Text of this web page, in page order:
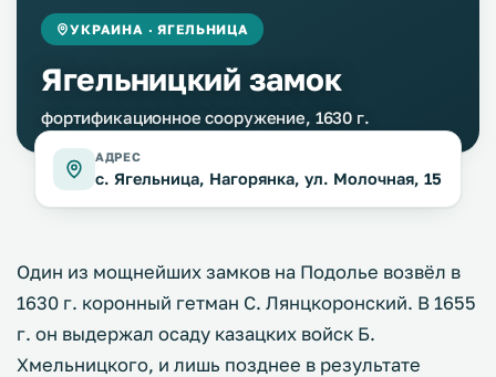
УКРАИНА · ЯГЕЛЬНИЦА
Ягельницкий замок
фортификационное сооружение, 1630 г.
АДРЕС
с. Ягельница, Нагорянка, ул. Молочная, 15
Один из мощнейших замков на Подолье возвёл в
1630 г. коронный гетман С. Лянцкоронский. В 1655
г. он выдержал осаду казацких войск Б.
Хмельницкого, и лишь позднее в результате